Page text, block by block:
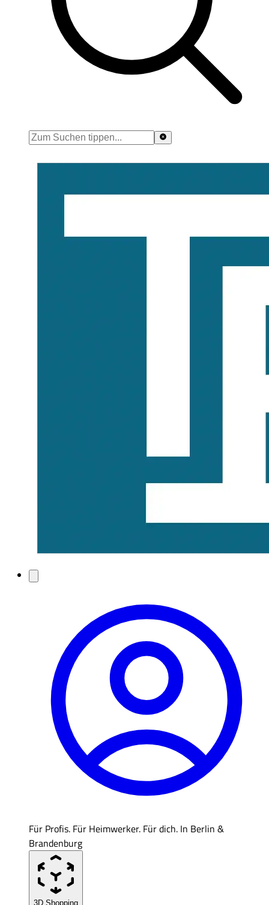
Für Profis. Für Heimwerker. Für dich. In Berlin &
Brandenburg
3D Shopping